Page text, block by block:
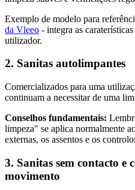
Exemplo de modelo para
da Vleeo - integra as
utilizador.
2. Sanitas autolimpantes
Comercializados para uma
continuam a necessitar de uma
Conselhos fundamentais:
limpeza" se aplica normalmente
externas, os assentos e os
3. Sanitas sem contacto e
movimento